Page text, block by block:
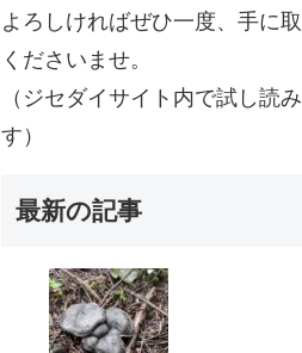
よろしければぜひ一度、手に
くださいませ。
（ジセダイサイト内で試し読
す）
最新の記事